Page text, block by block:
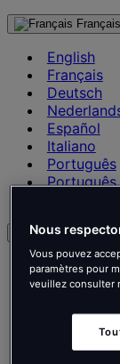
Français
English
Français
Deutsch
Español
Italiano
Português
Português
English
Français
Italiano
Nous
Vous pouvez
paramètres pour
veuillez consulter